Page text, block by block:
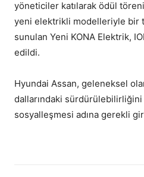
yöneticiler katılarak ödül
yeni elektrikli modelleriyle bir
sunulan Yeni KONA Elektrik,
edildi.
Hyundai Assan, geleneksel
dallarındaki sürdürülebilirliğini
sosyalleşmesi adına gerekli